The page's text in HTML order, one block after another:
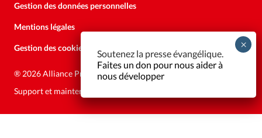
Gestion des données personnelles
Mentions légales
Gestion des cookies
® 2026 Alliance Presse
Support et maintenance:
Soutenez la presse évangélique.
Faites un don pour nous aider à
nous développer